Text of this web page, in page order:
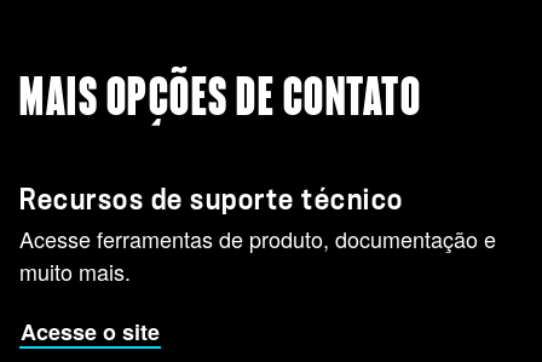
MAIS OPÇÕES DE CONTATO
Recursos de suporte técnico
Acesse ferramentas de produto, documentação e
muito mais.
Acesse o site